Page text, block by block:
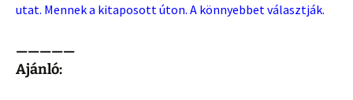
utat. Mennek a kitaposott úton. A könnyebbet választják.
—————
Ajánló: